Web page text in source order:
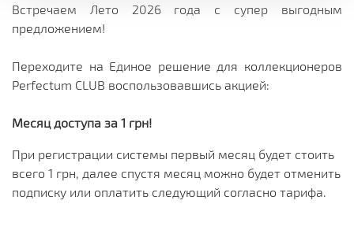
Встречаем Лето 2026 года с супер выгодным
предложением!
Переходите на Единое решение для коллекционеров
Perfectum CLUB воспользовавшись акцией:
Месяц доступа за 1 грн!
При регистрации системы первый месяц будет стоить
всего 1 грн, далее спустя месяц можно будет отменить
подписку или оплатить следующий согласно тарифа.